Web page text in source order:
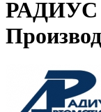
РАДИУС